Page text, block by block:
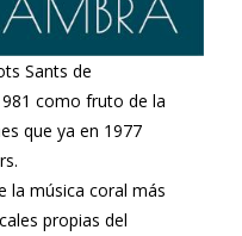
Sants de
como fruto de la
que ya en 1977
la música coral más
propias del